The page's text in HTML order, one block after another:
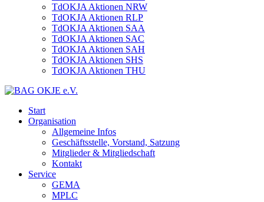
TdOKJA Aktionen NRW
TdOKJA Aktionen RLP
TdOKJA Aktionen SAA
TdOKJA Aktionen SAC
TdOKJA Aktionen SAH
TdOKJA Aktionen SHS
TdOKJA Aktionen THU
Start
Organisation
Allgemeine Infos
Geschäftsstelle, Vorstand, Satzung
Mitglieder & Mitgliedschaft
Kontakt
Service
GEMA
MPLC